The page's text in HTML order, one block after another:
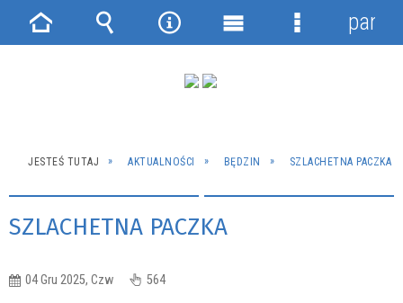
JESTEŚ TUTAJ AKTUALNOŚCI BĘDZIN SZLACHETNA PACZKA
SZLACHETNA PACZKA
04 Gru 2025, Czw 564
Strona Wyszukiwarka
NarzędziaMenu
Menu
panel